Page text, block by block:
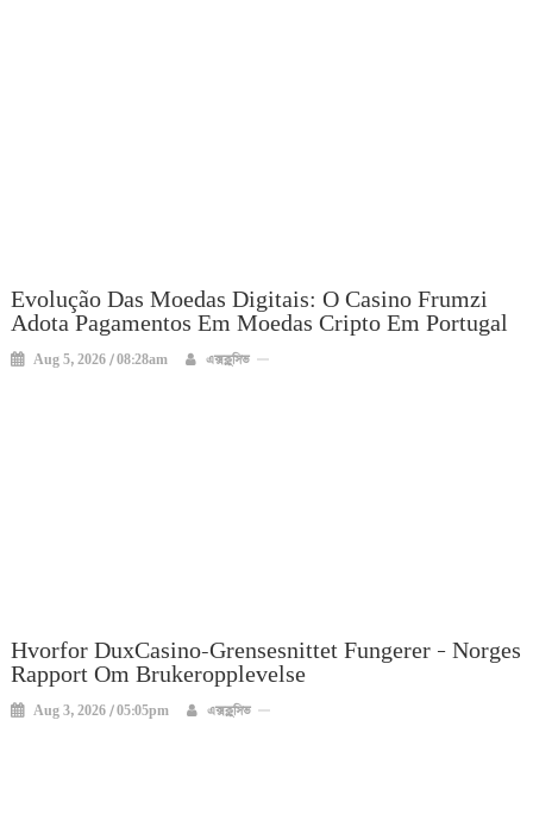
Evolução Das Moedas Digitais: O Casino Frumzi
Adota Pagamentos Em Moedas Cripto Em Portugal
Aug 5, 2026 / 08:28am এক্সক্লুসিভ
Hvorfor DuxCasino-Grensesnittet Fungerer – Norges
Rapport Om Brukeropplevelse
Aug 3, 2026 / 05:05pm এক্সক্লুসিভ